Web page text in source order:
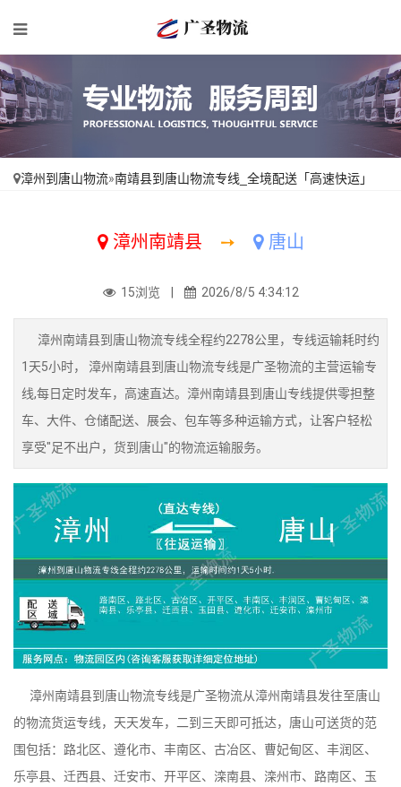
漳州到唐山物流»南靖县到唐山物流专线_全境配送「高速快运」
漳州南靖县 ➙ 唐山
15浏览 | 2026/8/5 4:34:12
漳州南靖县到唐山物流专线全程约2278公里，专线运输耗时约
1天5小时， 漳州南靖县到唐山物流专线是广圣物流的主营运输专
线,每日定时发车，高速直达。漳州南靖县到唐山专线提供零担整
车、大件、仓储配送、展会、包车等多种运输方式，让客户轻松
享受"足不出户，货到唐山"的物流运输服务。
漳州南靖县到唐山物流专线是广圣物流从漳州南靖县发往至唐山
的物流货运专线，天天发车，二到三天即可抵达，唐山可送货的范
围包括：路北区、遵化市、丰南区、古冶区、曹妃甸区、丰润区、
乐亭县、迁西县、迁安市、开平区、滦南县、滦州市、路南区、玉